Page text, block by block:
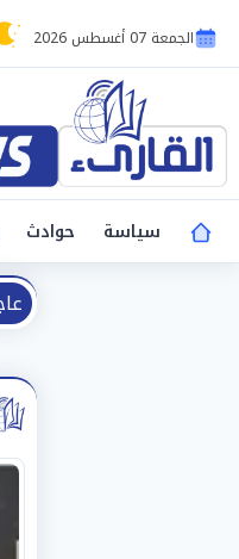
الجمعة 07 أغسطس 2026
سياسة
حوادث